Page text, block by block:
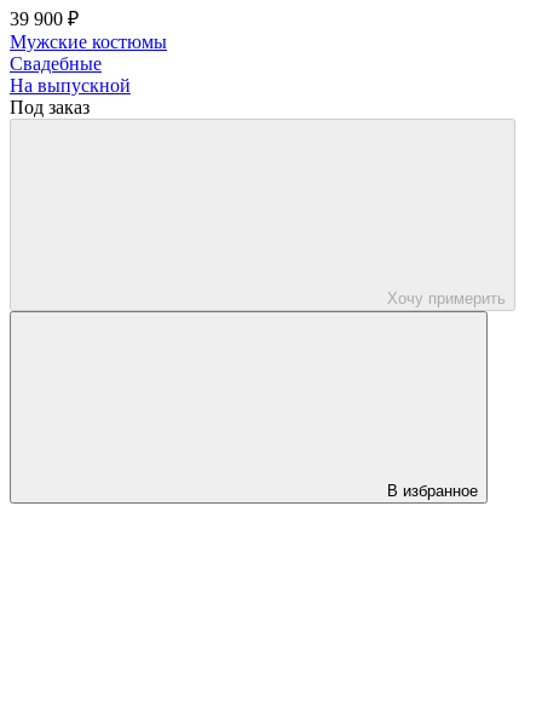
39 900 ₽
Мужские костюмы
Свадебные
На выпускной
Под заказ
Хочу примерить
В избранное